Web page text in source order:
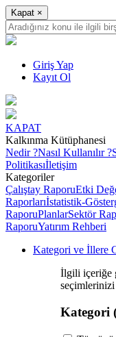
Kapat ×
Giriş Yap
Kayıt Ol
KAPAT
Kalkınma Kütüphanesi
Nedir ?Nasıl Kullanılır ?
Politikasıİletişim
Kategoriler
Çalıştay RaporuEtki
Raporlarıİstatistik-
RaporuPlanlarSektör
RaporuYatırım Rehberi
Kategori ve İllere
İlgili içeriğe
seçimlerinizi
Kategori